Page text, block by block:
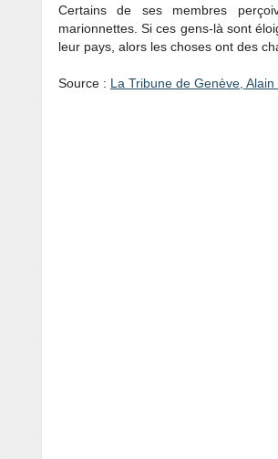
Certains de ses membres
marionnettes. Si ces gens-là sont
leur pays, alors les choses ont des
Source : La Tribune de Genève, Alain